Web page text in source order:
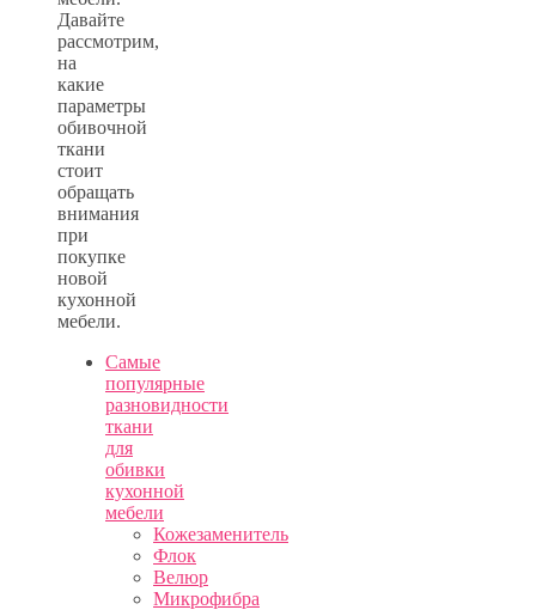
Давайте
рассмотрим,
на
какие
параметры
обивочной
ткани
стоит
обращать
внимания
при
покупке
новой
кухонной
мебели.
Самые
популярные
разновидности
ткани
для
обивки
кухонной
мебели
Кожезаменитель
Флок
Велюр
Микрофибра